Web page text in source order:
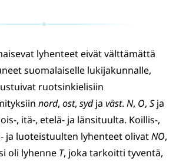
lyhenteet eivät välttämättä
suomalaiselle lukijakunnalle,
ruotsinkielisiin
nord, ost, sydja väst. N, O, Sja
, itä-, etelä- ja länsituulta. Koillis-,
ja luoteistuulten lyhenteet olivatNO,
oli lyhenne T, joka tarkoitti tyventä,